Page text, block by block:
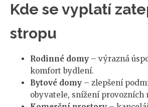
Kde se vyplatí
stropu
Rodinné domy – výrazná
komfort bydlení.
Bytové domy – zlepšení
obyvatele, snížení provozních